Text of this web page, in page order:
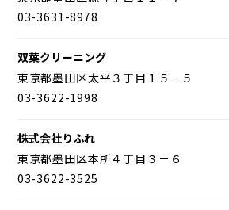
03-3631-8978
双葉クリーニング
東京都墨田区太平３丁目１５－５
03-3622-1998
株式会社りふれ
東京都墨田区本所４丁目３－６
03-3622-3525